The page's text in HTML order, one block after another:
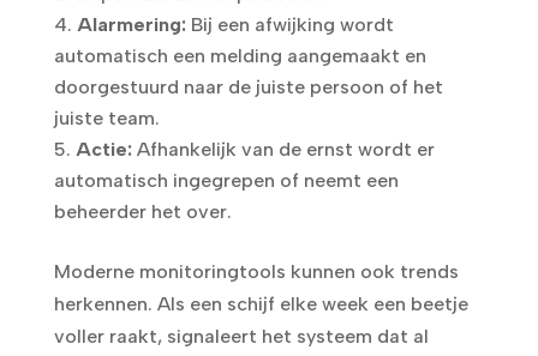
Alarmering: Bij een afwijking wordt
automatisch een melding aangemaakt en
doorgestuurd naar de juiste persoon of het
juiste team.
Actie: Afhankelijk van de ernst wordt er
automatisch ingegrepen of neemt een
beheerder het over.
Moderne monitoringtools kunnen ook trends
herkennen. Als een schijf elke week een beetje
voller raakt, signaleert het systeem dat al